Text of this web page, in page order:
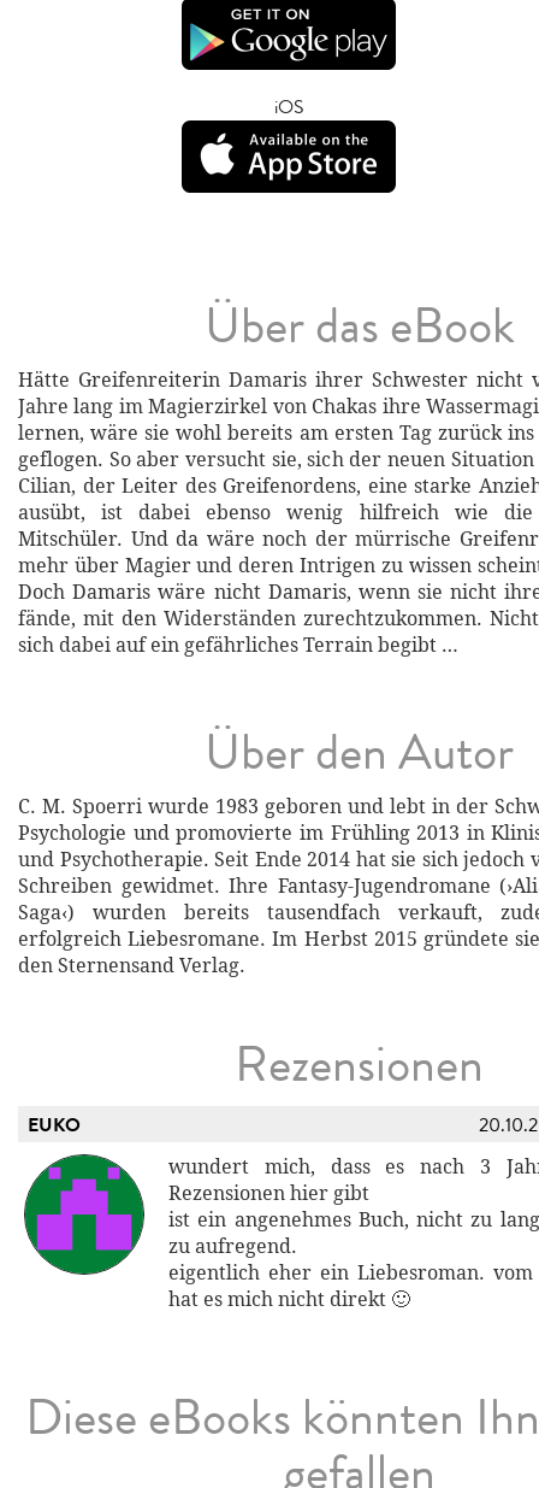
iOS
Über das eBook
Hätte Greifenreiterin Damaris ihrer Schwester nicht
Jahre lang im Magierzirkel von Chakas ihre
lernen, wäre sie wohl bereits am ersten Tag zurück
geflogen. So aber versucht sie, sich der neuen Situation
Cilian, der Leiter des Greifenordens, eine starke
ausübt, ist dabei ebenso wenig hilfreich wie die
Mitschüler. Und da wäre noch der mürrische
mehr über Magier und deren Intrigen zu wissen
Doch Damaris wäre nicht Damaris, wenn sie nicht
fände, mit den Widerständen zurechtzukommen.
sich dabei auf ein gefährliches Terrain begibt …
Über den Autor
C. M. Spoerri wurde 1983 geboren und lebt in der
Psychologie und promovierte im Frühling 2013 in
und Psychotherapie. Seit Ende 2014 hat sie sich jedoch
Schreiben gewidmet. Ihre Fantasy-Jugendromane
Saga‹) wurden bereits tausendfach verkauft,
erfolgreich Liebesromane. Im Herbst 2015 gründete
den Sternensand Verlag.
Rezensionen
EUKO
wundert mich, dass es nach 3
Rezensionen hier gibt
ist ein angenehmes Buch, nicht zu
zu aufregend.
eigentlich eher ein Liebesroman. vom
hat es mich nicht direkt 🙂
Diese eBooks könnten